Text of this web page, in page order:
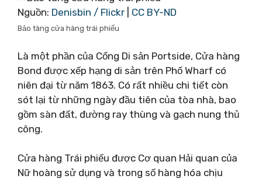
Nguồn: Denisbin / Flickr CC BY-ND
Bảo tàng cửa hàng trái phiếu
Là một phần của Cổng Di sản Portside, Cửa hàng
Bond được xếp hạng di sản trên Phố Wharf có
niên đại từ năm 1863. Có rất nhiều chi tiết còn
sót lại từ những ngày đầu tiên của tòa nhà, bao
gồm sàn đất, đường ray thùng và gạch nung thủ
công.
Cửa hàng Trái phiếu được Cơ quan Hải quan của
Nữ hoàng sử dụng và trong số hàng hóa chịu